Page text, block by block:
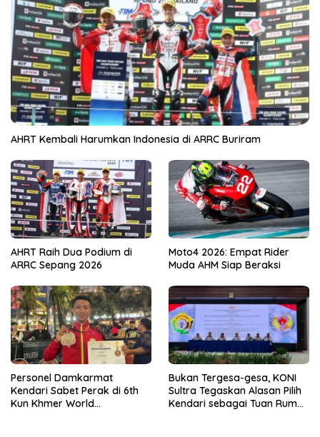
AHRT Kembali Harumkan Indonesia di ARRC Buriram
AHRT Raih Dua Podium di
ARRC Sepang 2026
Moto4 2026: Empat Rider
Muda AHM Siap Beraksi
Personel Damkarmat
Kendari Sabet Perak di 6th
Kun Khmer World
Bukan Tergesa-gesa, KONI
Sultra Tegaskan Alasan Pilih
Kendari sebagai Tuan Rumah